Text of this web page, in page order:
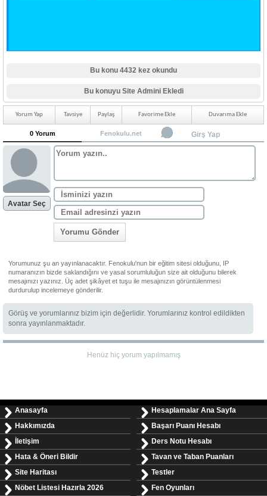
Bu konu 4432 kez okundu
Bu konuyu Site Admini Ekledi
Yorum Yap Tavsiye Paylaş Favorime Ekle Duvarıma Ekle
0 Yorum Fenokulu.net Girş Yap
Avatar Seç
Yorumu Gönder
Yorumunuz şu an yayınlanacaktır. Fenokulu'nun bir eğitim sitesi olduğunu, IP
numaranızın bizde saklandığını ve yasal sorumluluğun size ait olduğunu bilerek
mesajınızı yazınız. Üç adet şikâyet et tuşu ile mesajınızın görüntülenmesi
durdurulup incelemeye gönderilir.
Görüş ve yorumlarınız bizim için değerlidir. Yorumlarınız kontrol edildikten
sonra yayınlanmaktadır.
Henüz hiç yorum yapılmamış
Anasayfa
Hakkımızda
İletişim
Hata & Öneri Bildir
Site Haritası
Nöbet Listesi Hazırla 2026
Hesaplamalar Ana Sayfa
Başarı Puanı Hesabı
Ders Notu Hesabı
Tavan ve Taban Puanları
Testler
Fen Oyunları